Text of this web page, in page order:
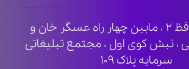
خیابان حافظ ۲ ، مابین چهار راه عسگر خان و
، نبش کوی اول ، مجتمع تبلیغاتی
سرمایه پلاک ۱۰۹